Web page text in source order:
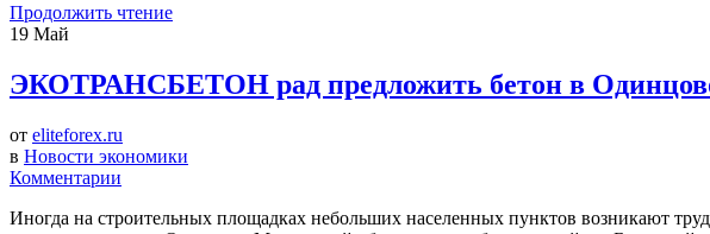
Продолжить чтение
19 Май
ЭКОТРАНСБЕТОН рад предложить бетон в
от eliteforex.ru
в Новости экономики
Комментарии
Иногда на строительных площадках небольших населенных пунктов возникают